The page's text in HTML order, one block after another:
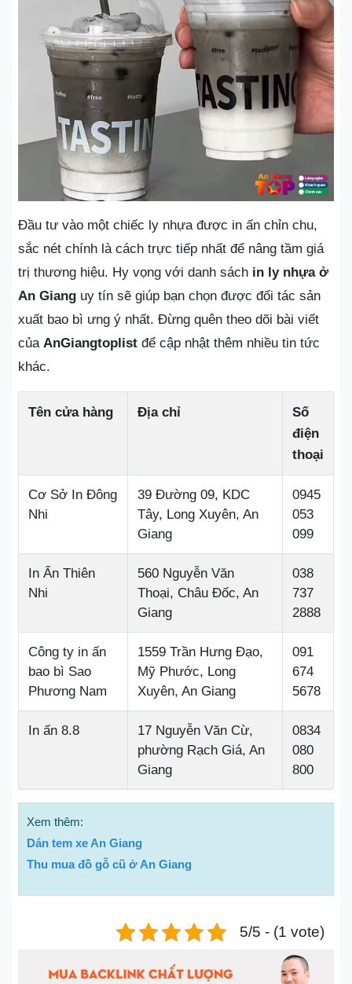
Đầu tư vào một chiếc ly nhựa được in ấn chỉn chu,
sắc nét chính là cách trực tiếp nhất để nâng tầm giá
trị thương hiệu. Hy vọng với danh sách in ly nhựa ở
An Giang uy tín sẽ giúp bạn chọn được đối tác sản
xuất bao bì ưng ý nhất. Đừng quên theo dõi bài viết
của AnGiangtoplist để cập nhật thêm nhiều tin tức
khác.
Tên cửa hàng Địa chỉ
Số
điện
thoại
Cơ Sở In Đông
Nhi
39 Đường 09, KDC
Tây, Long Xuyên, An
Giang
0945
053
099
In Ấn Thiên
Nhi
560 Nguyễn Văn
Thoại, Châu Đốc, An
Giang
038
737
2888
Công ty in ấn
bao bì Sao
Phương Nam
1559 Trần Hưng Đạo,
Mỹ Phước, Long
Xuyên, An Giang
091
674
5678
In ấn 8.8
17 Nguyễn Văn Cừ,
phường Rạch Giá, An
Giang
0834
080
800
Xem thêm:
Dán tem xe An Giang
Thu mua đồ gỗ cũ ở An Giang
5/5 - (1 vote)